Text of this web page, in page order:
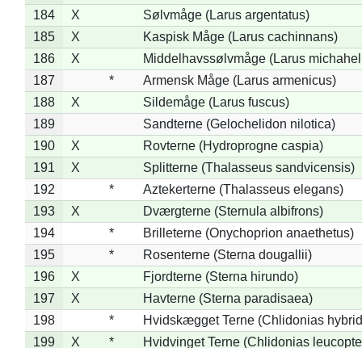
184
X
Sølvmåge (Larus argentatus)
185
X
Kaspisk Måge (Larus cachinnans)
186
X
Middelhavssølvmåge (Larus
187
*
Armensk Måge (Larus armenicus)
188
X
Sildemåge (Larus fuscus)
189
Sandterne (Gelochelidon nilotica)
190
X
Rovterne (Hydroprogne caspia)
191
X
Splitterne (Thalasseus sandvicensis)
192
*
Aztekerterne (Thalasseus elegans)
193
X
Dværgterne (Sternula albifrons)
194
*
Brilleterne (Onychoprion anaethetus)
195
*
Rosenterne (Sterna dougallii)
196
X
Fjordterne (Sterna hirundo)
197
X
Havterne (Sterna paradisaea)
198
*
Hvidskægget Terne (Chlidonias
199
X *
Hvidvinget Terne (Chlidonias